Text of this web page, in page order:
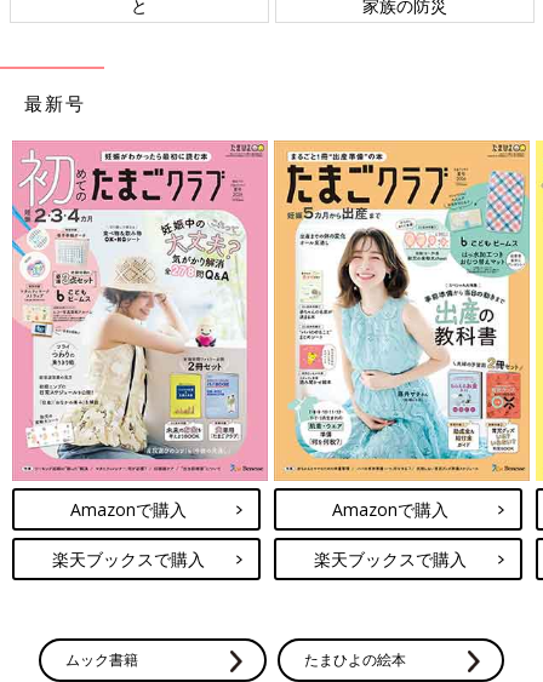
と
家族の防災
最新号
Amazonで購入
楽天ブックスで購入
Amazonで購入
楽天ブックスで購入
ムック書籍 たまひよの絵本